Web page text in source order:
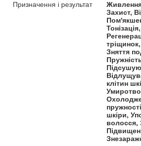
Призначення і результат
Захист,
Зняття
клітин
шкіри,
волосся,